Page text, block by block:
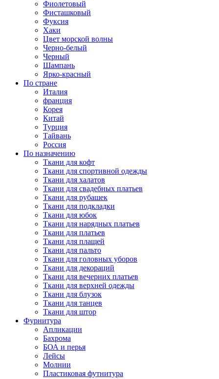
Фиолетовый
Фисташковый
Фуксия
Хаки
Цвет морской волны
Черно-белый
Черный
Шампань
Ярко-красный
По стране
Италия
франция
Корея
Китай
Турция
Тайвань
Россия
По назначению
Ткани для кофт
Ткани для спортивной одежды
Ткани для халатов
Ткани для свадебных платьев
Ткани для рубашек
Ткани для подкладки
Ткани для юбок
Ткани для нарядных платьев
Ткани для платьев
Ткани для плащей
Ткани для пальто
Ткани для головных уборов
Ткани для декораций
Ткани для вечерних платьев
Ткани для верхней одежды
Ткани для блузок
Ткани для танцев
Ткани для штор
Фурнитура
Апликации
Бахрома
БОА и перья
Лейсы
Молнии
Пластиковая футнитура